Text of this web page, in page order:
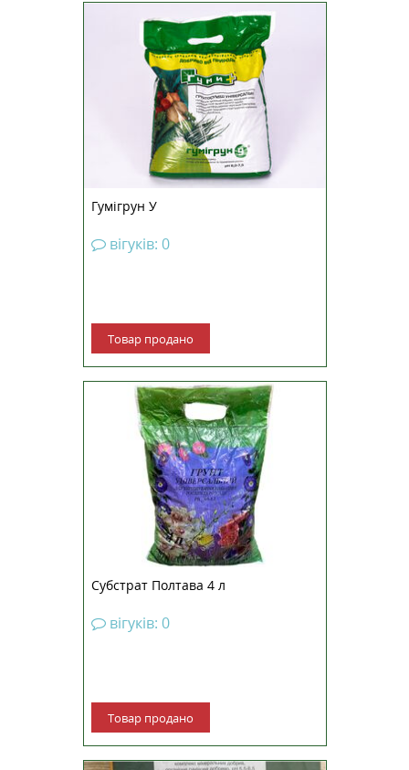
Універсальна ґрунтосуміш
Гумігрун У – натуральне
органічне добриво, вироблене
на основі вермікомпосту
(біогумусу), тобто продукту
переробки гною великої рогатої
худоби червоними
каліфорнійськими черв’яками
Eisenia fet...
Гумігрун У
вігуків: 0
Товар продано
Полтавський субстрат,
збагачений чорним та рудим
торфом, використовується для
покращення структури та
підвищення родючості землі в
саду, городі та для вирощування
домашніх рослин. Даний ґрунт
характеризується нейтральним
рівнем ки...
Субстрат Полтава 4 л
вігуків: 0
Товар продано